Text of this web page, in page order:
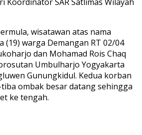
wisatawan atas nama
(19) warga Demangan RT 02/04
dan Mohamad Rois Chaq
Umbulharjo Yogyakarta
Gunungkidul. Kedua korban
ombak besar datang sehingga
ke tengah.